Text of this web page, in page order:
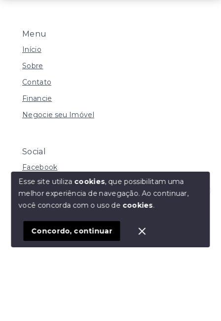
Olá! Estamos disponíveis para te ajudar.
Menu
Início
Sobre
Contato
Financie
Negocie seu Imóvel
Social
Facebook
© Copyright 2026 - Daniela de Carvalho Caffer - Todos
SITE PARA IMOBILIARIA
Esse site utiliza cookies, que possibilitam uma
melhor experiência de navegação.Ao continuar,
você concorda com o uso de cookies.
Concordo, continuar